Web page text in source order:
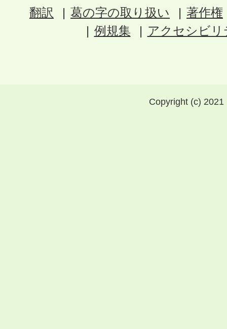
翻訳 葛の字の取り扱い
著作権
例規集
アクセシビ
Copyright (c)